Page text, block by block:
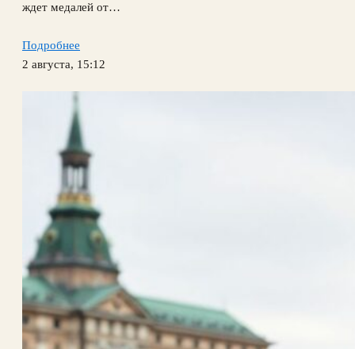
ждет медалей от…
Подробнее
2 августа, 15:12